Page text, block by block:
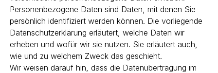
Personenbezogene Daten sind Daten, mit denen Sie
persönlich identifiziert werden können. Die vorliegende
Datenschutzerklärung erläutert, welche Daten wir
erheben und wofür wir sie nutzen. Sie erläutert auch,
wie und zu welchem Zweck das geschieht.
Wir weisen darauf hin, dass die Datenübertragung im